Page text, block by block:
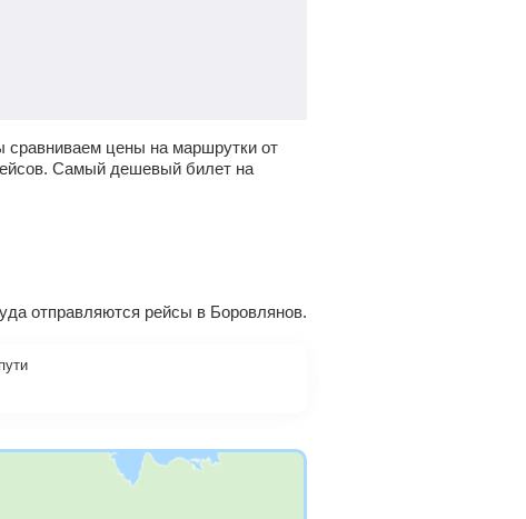
сравниваем цены на маршрутки от
Самый дешевый билет на
отправляются рейсы в Боровлянов.